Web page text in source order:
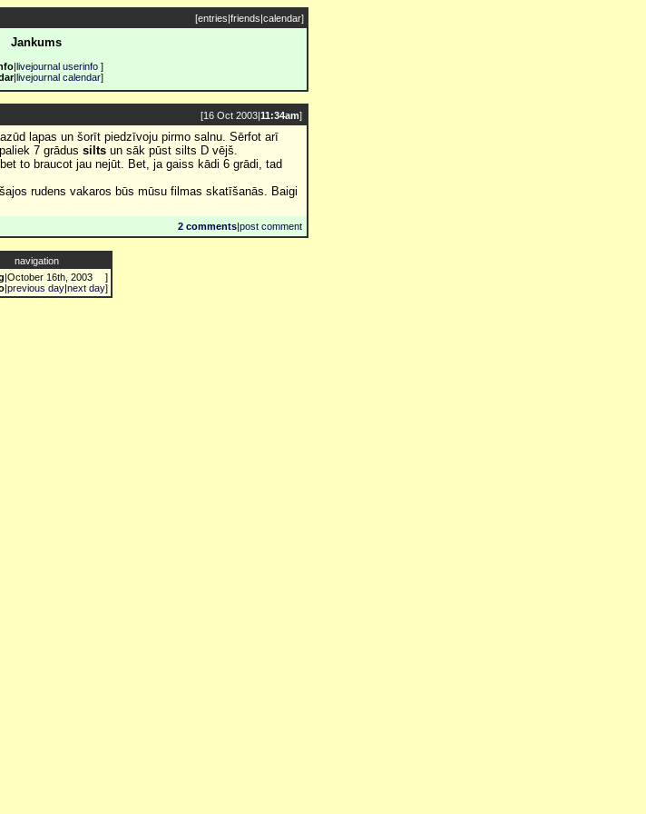
[entries|friends|calendar]
Jankums
| livejournal userinfo ]
| livejournal calendar]
[16 Oct 2003| 11:34am]
lapas un šorīt piedzīvoju pirmo salnu. Sērfot arī
7 grādus silts un sāk pūst silts D vējš.
to braucot jau nejūt. Bet, ja gaiss kādi 6 grādi, tad
rudens vakaros būs mūsu filmas skatīšanās. Baigi
2 comments post comment
navigation
|October 16th, 2003
]
|previous day|next day]